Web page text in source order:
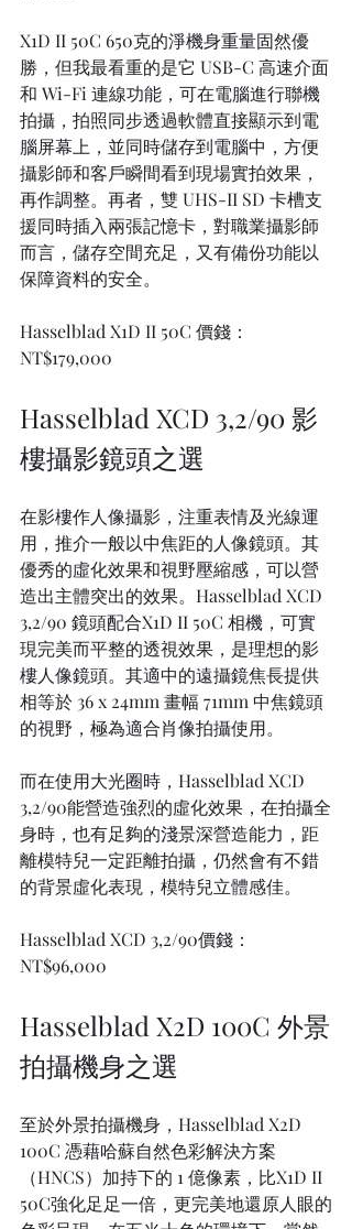
X1D II 50C 650克的淨機身重量固然優
勝，但我最看重的是它 USB-C 高速介面
和 Wi-Fi 連線功能，可在電腦進行聯機
拍攝，拍照同步透過軟體直接顯示到電
腦屏幕上，並同時儲存到電腦中，方便
攝影師和客戶瞬間看到現場實拍效果，
再作調整。再者，雙 UHS-II SD 卡槽支
援同時插入兩張記憶卡，對職業攝影師
而言，儲存空間充足，又有備份功能以
保障資料的安全。
Hasselblad X1D II 50C 價錢：
NT$179,000
Hasselblad XCD 3,2/90 影
樓攝影鏡頭之選
在影樓作人像攝影，注重表情及光線運
用，推介一般以中焦距的人像鏡頭。其
優秀的虛化效果和視野壓縮感，可以營
造出主體突出的效果。Hasselblad XCD
3,2/90 鏡頭配合X1D II 50C 相機，可實
現完美而平整的透視效果，是理想的影
樓人像鏡頭。其適中的遠攝鏡焦長提供
相等於 36 x 24mm 畫幅 71mm 中焦鏡頭
的視野，極為適合肖像拍攝使用。
而在使用大光圈時，Hasselblad XCD
3,2/90能營造強烈的虛化效果，在拍攝全
身時，也有足夠的淺景深營造能力，距
離模特兒一定距離拍攝，仍然會有不錯
的背景虛化表現，模特兒立體感佳。
Hasselblad XCD 3,2/90價錢：
NT$96,000
Hasselblad X2D 100C 外景
拍攝機身之選
至於外景拍攝機身，Hasselblad X2D
100C 憑藉哈蘇自然色彩解決方案
（HNCS）加持下的 1 億像素，比X1D II
50C強化足足一倍，更完美地還原人眼的